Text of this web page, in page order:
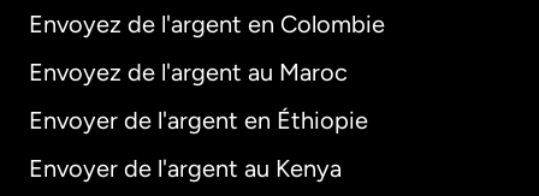
Envoyez de l'argent en Colombie
Envoyez de l'argent au Maroc
Envoyer de l'argent en Éthiopie
Envoyer de l'argent au Kenya